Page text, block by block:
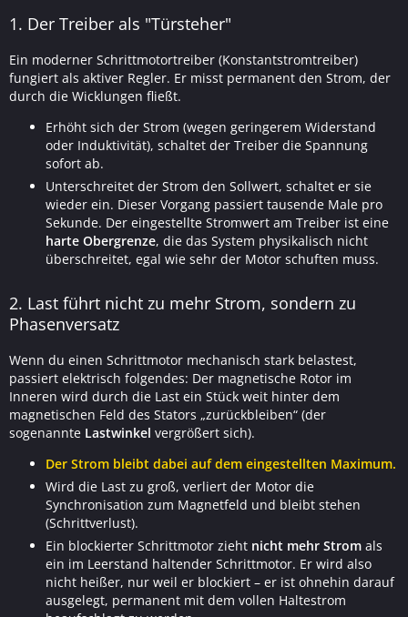
1. Der Treiber als "Türsteher"
Ein moderner Schrittmotortreiber (Konstantstromtreiber)
fungiert als aktiver Regler. Er misst permanent den Strom, der
durch die Wicklungen fließt.
Erhöht sich der Strom (wegen geringerem Widerstand
oder Induktivität), schaltet der Treiber die Spannung
sofort ab.
Unterschreitet der Strom den Sollwert, schaltet er sie
wieder ein. Dieser Vorgang passiert tausende Male pro
Sekunde. Der eingestellte Stromwert am Treiber ist eine
harte Obergrenze, die das System physikalisch nicht
überschreitet, egal wie sehr der Motor schuften muss.
2. Last führt nicht zu mehr Strom, sondern zu
Phasenversatz
Wenn du einen Schrittmotor mechanisch stark belastest,
passiert elektrisch folgendes: Der magnetische Rotor im
Inneren wird durch die Last ein Stück weit hinter dem
magnetischen Feld des Stators „zurückbleiben“ (der
sogenannte Lastwinkel vergrößert sich).
Der Strom bleibt dabei auf dem eingestellten Maximum.
Wird die Last zu groß, verliert der Motor die
Synchronisation zum Magnetfeld und bleibt stehen
(Schrittverlust).
Ein blockierter Schrittmotor zieht nicht mehr Strom als
ein im Leerstand haltender Schrittmotor. Er wird also
nicht heißer, nur weil er blockiert – er ist ohnehin darauf
ausgelegt, permanent mit dem vollen Haltestrom